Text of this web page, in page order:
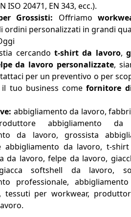
ISO 20471, EN 343, ecc.).
Grossisti: Offriamo
ordini personalizzati in grandi
cercando t-shirt da lavoro,
da lavoro personalizzate,
per un preventivo o per
il tuo business comefornitore
abbigliamento da lavoro,
abbigliamento
da lavoro, grossista
abbigliamento da lavoro, t-
da lavoro, felpe da lavoro,
softshell da lavoro,
professionale,
tessuti per workwear,